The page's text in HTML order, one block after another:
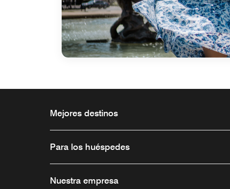
Mejores destinos
Para los huéspedes
Nuestra empresa